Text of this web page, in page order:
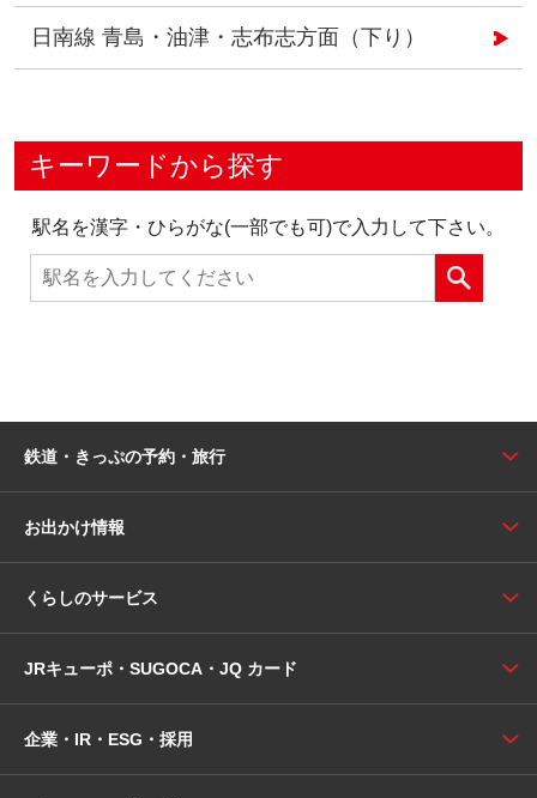
日南線 青島・油津・志布志方面（下り）
キーワードから探す
駅名を漢字・ひらがな(一部でも可)で入力して下さい。
鉄道・きっぷの予約・旅行
お出かけ情報
くらしのサービス
JRキューポ・SUGOCA・JQ カード
企業・IR・ESG・採用